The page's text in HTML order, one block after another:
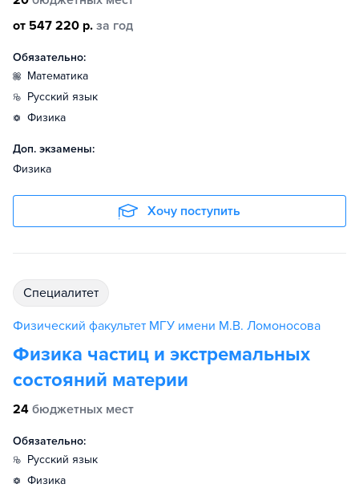
от 547 220 р. за год
Обязательно:
математика
русский язык
физика
Доп. экзамены:
Физика
Хочу поступить
специалитет
Физический факультет МГУ имени М.В. Ломоносова
Физика частиц и экстремальных
состояний материи
24 бюджетных мест
Обязательно:
русский язык
физика